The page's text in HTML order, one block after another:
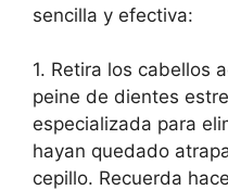
sencilla y efectiva:
1. Retira los cabellos
peine de dientes
especializada para
hayan quedado
cepillo. Recuerda